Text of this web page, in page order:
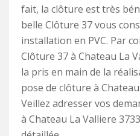
fait, la clôture est très
belle Clôture 37 vous
installation en PVC. Par
Clôture 37 à Chateau La
la pris en main de la
pose de clôture à
Veillez adresser vos
à Chateau La Valliere